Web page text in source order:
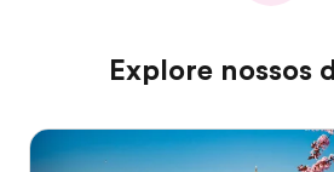
Explore nossos